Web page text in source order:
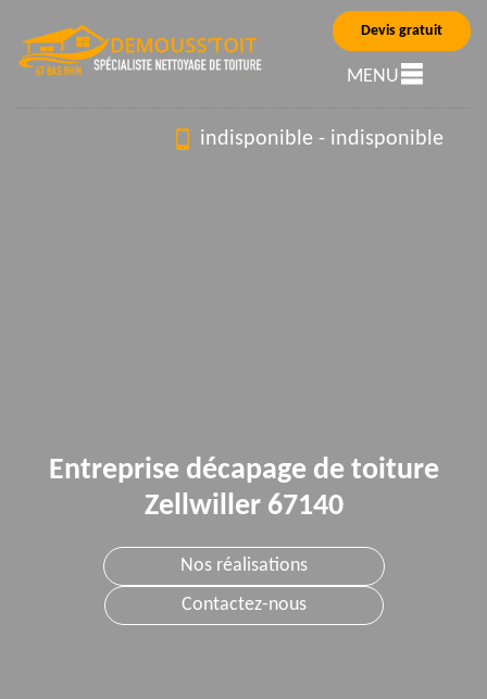
Devis gratuit
MENU
indisponible - indisponible
Entreprise décapage de toiture
Zellwiller 67140
Nos réalisations
Contactez-nous